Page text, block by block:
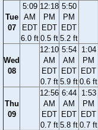
Tue
07
5:09
AM
EDT
6.0 ft
12:18
PM
EDT
0.5 ft
5:50
PM
EDT
5.2 ft
Wed
08
12:10
AM
EDT
0.7 ft
5:54
AM
EDT
5.9 ft
1:04
PM
EDT
0.6 ft
Thu
09
12:56
AM
EDT
0.7 ft
6:44
AM
EDT
5.8 ft
1:53
PM
EDT
0.7 ft